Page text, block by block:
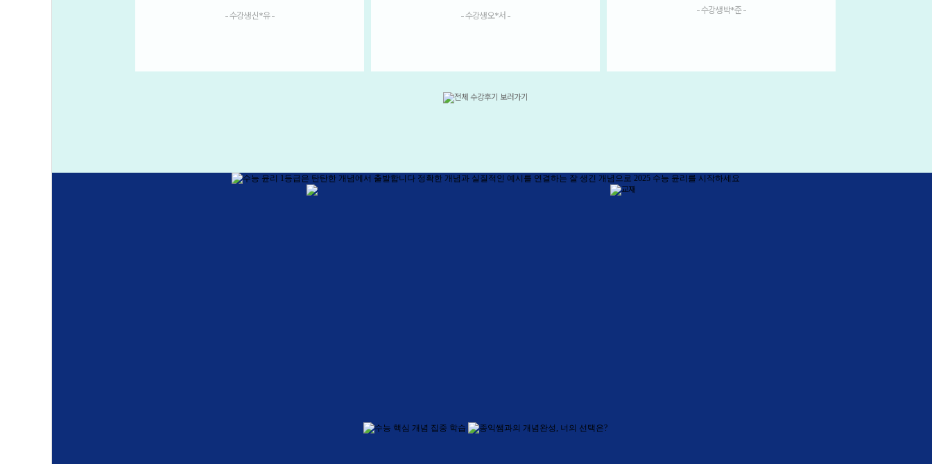
- 수강생 오*서 -
- 수강생 박*준 -
50점 맞아서 진짜 놀랐네요.